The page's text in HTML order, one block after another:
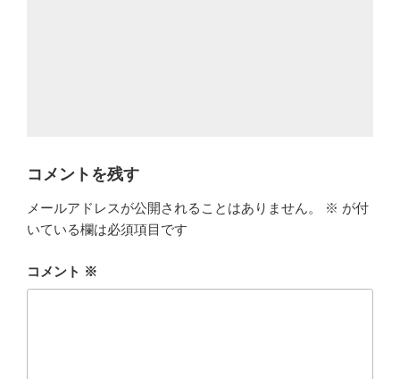
コメントを残す
メールアドレスが公開されることはありません。 ※ が付
いている欄は必須項目です
コメント ※